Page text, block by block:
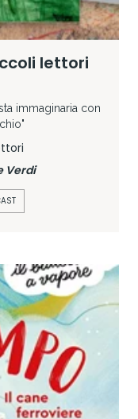
lettori
immaginaria con
Verdi